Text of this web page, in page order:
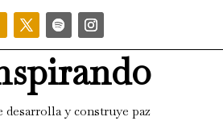
desarrolla y construye paz